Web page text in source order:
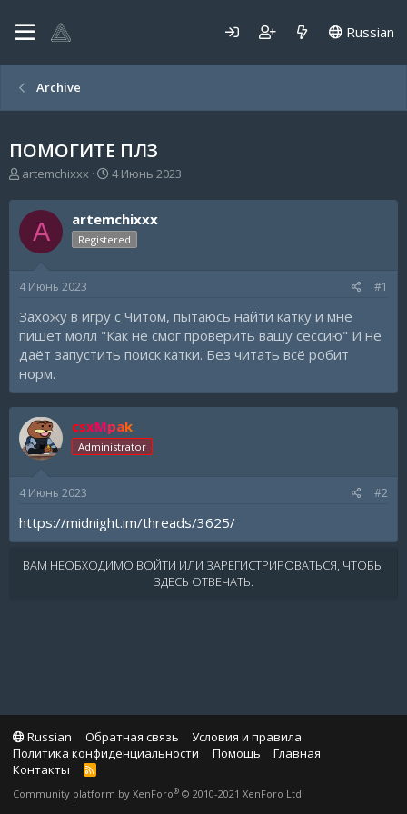
Russian
Archive
ПОМОГИТЕ ПЛЗ
А
т
о
р
м
artemchixxx
Д
т
а
н
а
4 Июнь 2023
A artemchixxx
Registered
4 Июнь 2023 #1
Захожу в игру с Читом, пытаюсь найти катку и мне
пишет молл "Как не смог проверить вашу сессию" И не
даёт запустить поиск катки. Без читать всё робит
норм.
csxMpak
Administrator
4 Июнь 2023 #2
https://midnight.im/threads/3625/
ВАМ НЕОБХОДИМО ВОЙТИ ИЛИ ЗАРЕГИСТРИРОВАТЬСЯ, ЧТОБЫ
ЗДЕСЬ ОТВЕЧАТЬ.
Russian Обратная связь
Условия и правила
Политика конфиденциальности
Помощь
Главная
Контакты
R
S
Community platform by XenForo® © 2010-2021 XenForo Ltd.